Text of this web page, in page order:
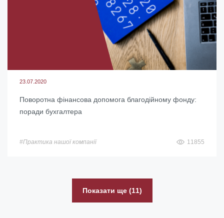
23.07.2020
Поворотна фінансова допомога благодійному фонду:
поради бухгалтера
#Практика нашої компанії 11855
Показати ще (11)